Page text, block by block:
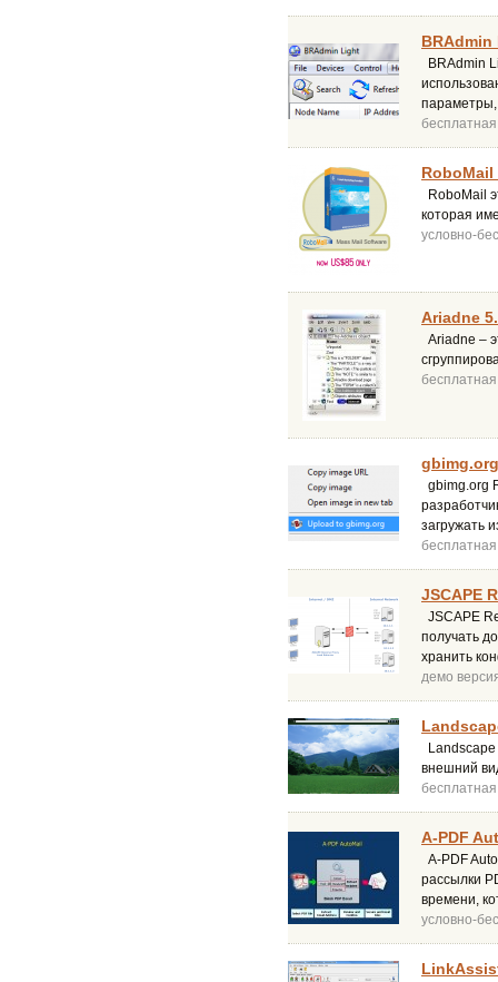
BRAdmin
BRAdmin
параметры,
бесплатная
RoboMail
RoboMail
которая
условно-
Ariadne
Ariadne –
бесплатная
gbimg.org
загружать
бесплатная
JSCAPE
JSCAPE
получать
хранить
демо
внешний
бесплатная
A-PDF
A-PDF
рассылки
времени,
условно-